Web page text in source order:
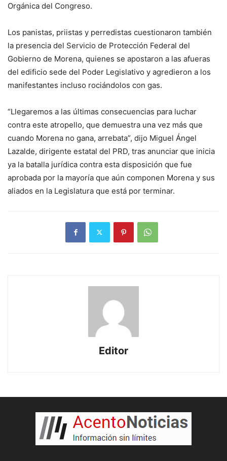
Orgánica del Congreso.
Los panistas, priistas y perredistas cuestionaron también
la presencia del Servicio de Protección Federal del
Gobierno de Morena, quienes se apostaron a las afueras
del edificio sede del Poder Legislativo y agredieron a los
manifestantes incluso rociándolos con gas.
“Llegaremos a las últimas consecuencias para luchar
contra este atropello, que demuestra una vez más que
cuando Morena no gana, arrebata”, dijo Miguel Ángel
Lazalde, dirigente estatal del PRD, tras anunciar que inicia
ya la batalla jurídica contra esta disposición que fue
aprobada por la mayoría que aún componen Morena y sus
aliados en la Legislatura que está por terminar.
Editor